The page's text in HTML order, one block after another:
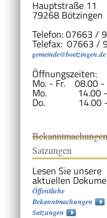
Hauptstraße 11
79268 Bötzingen
Telefon: 07663 /
Telefax: 07663 /
gemeinde@boetzingen.de
Öffnungszeiten:
Mo. - Fr. 08.00 -
Mo. 14.00 -
Do. 14.00 -
Satzungen
Lesen Sie unsere
aktuellen
Öffentliche
Bekanntmachungen
Satzungen